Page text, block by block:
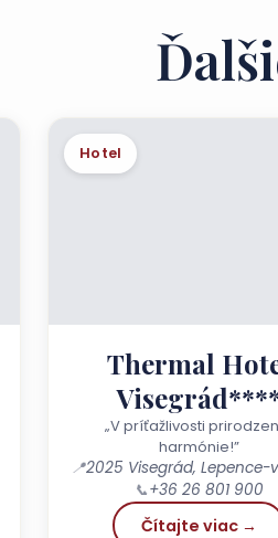
Hotel
Thermal
superior
„V príťažlivosti
harmónie!”
📍2025 Visegrád, Lepence-
📞+36 26 801 900
Čítajte viac →